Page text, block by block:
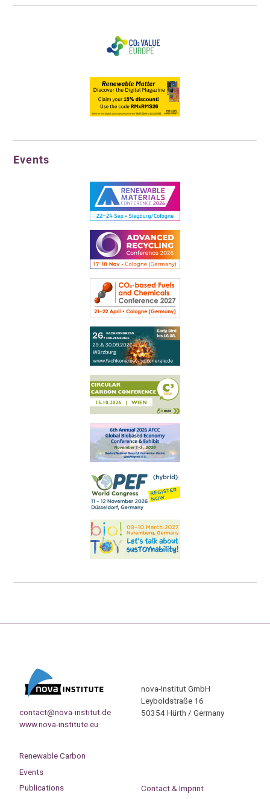
Events
contact@nova-institut.de
www.nova-institute.eu
nova-Institut GmbH
Leyboldstraße 16
50354 Hürth / Germany
Renewable Carbon
Events
Publications
Contact & Imprint